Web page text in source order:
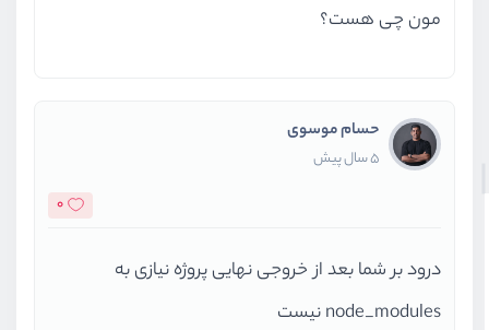
مون چی هست؟
حسام موسوی
5 سال پیش
0
درود بر شما بعد از خروجی نهایی پروژه نیازی به
node_modules نیست